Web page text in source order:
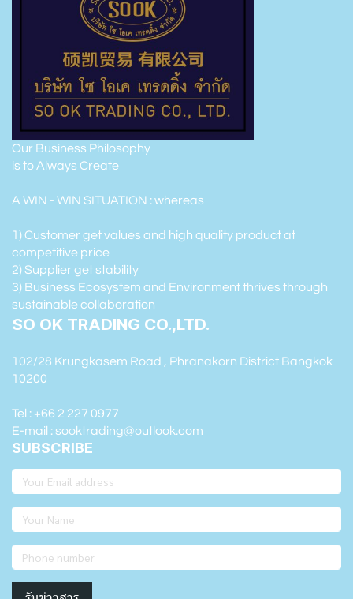
Our Business Philosophy
is to Always Create
A WIN - WIN SITUATION : whereas
1) Customer get values and high quality product at
competitive price
2) Supplier get stability
3) Business Ecosystem and Environment thrives through
sustainable collaboration
SO OK TRADING CO.,LTD.
102/28 Krungkasem Road , Phranakorn District Bangkok
10200
Tel : +66 2 227 0977
E-mail : sooktrading@outlook.com
SUBSCRIBE